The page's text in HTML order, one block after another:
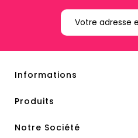
Informations
Produits
Notre Société